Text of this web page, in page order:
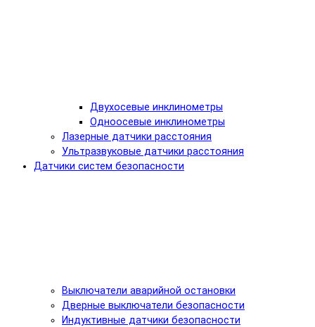
Двухосевые инклинометры
Одноосевые инклинометры
Лазерные датчики расстояния
Ультразвуковые датчики расстояния
Датчики систем безопасности
Выключатели аварийной остановки
Дверные выключатели безопасности
Индуктивные датчики безопасности